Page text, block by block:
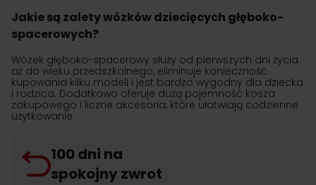
Jakie są zalety wózków dziecięcych głęboko-
spacerowych?
Wózek głęboko-spacerowy służy od pierwszych dni życia
aż do wieku przedszkolnego, eliminuje konieczność
kupowania kilku modeli i jest bardzo wygodny dla dziecka
i rodzica. Dodatkowo oferuje dużą pojemność kosza
zakupowego i liczne akcesoria, które ułatwiają codzienne
użytkowanie.
100 dni na
spokojny zwrot